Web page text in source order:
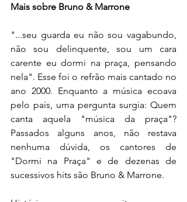
Mais sobre Bruno & Marrone
"...seu guarda eu não sou vagabundo,
não sou delinquente, sou um cara
carente eu dormi na praça, pensando
nela". Esse foi o refrão mais cantado no
ano 2000. Enquanto a música ecoava
pelo país, uma pergunta surgia: Quem
canta aquela "música da praça"?
Passados alguns anos, não restava
nenhuma dúvida, os cantores de
"Dormi na Praça" e de dezenas de
sucessivos hits são Bruno & Marrone.